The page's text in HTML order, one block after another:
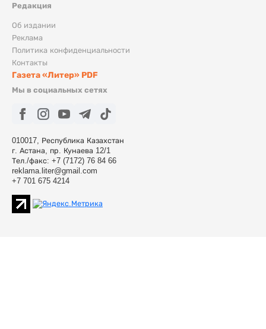
Редакция
Об издании
Реклама
Политика конфиденциальности
Контакты
Газета «Литер» PDF
Мы в социальных сетях
010017, Республика Казахстан
г. Астана, пр. Кунаева 12/1
Тел./факс: +7 (7172) 76 84 66
reklama.liter@gmail.com
+7 701 675 4214